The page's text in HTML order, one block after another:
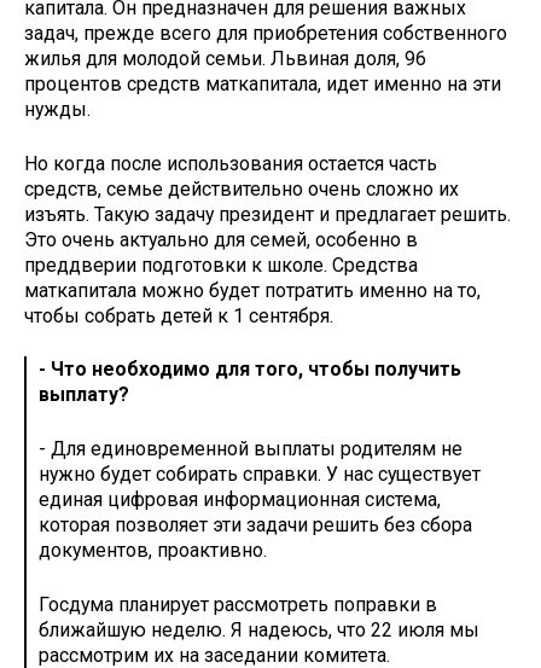
капитала. Он предназначен для решения важных
задач, прежде всего для приобретения собственного
жилья для молодой семьи. Львиная доля, 96
процентов средств маткапитала, идет именно на эти
нужды.
Но когда после использования остается часть
средств, семье действительно очень сложно их
изъять. Такую задачу президент и предлагает решить.
Это очень актуально для семей, особенно в
преддверии подготовки к школе. Средства
маткапитала можно будет потратить именно на то,
чтобы собрать детей к 1 сентября.
- Что необходимо для того, чтобы получить
выплату?
- Для единовременной выплаты родителям не
нужно будет собирать справки. У нас существует
единая цифровая информационная система,
которая позволяет эти задачи решить без сбора
документов, проактивно.
Госдума планирует рассмотреть поправки в
ближайшую неделю. Я надеюсь, что 22 июля мы
рассмотрим их на заседании комитета.